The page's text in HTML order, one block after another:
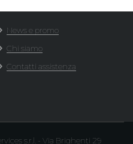
News e promo
Chi siamo
Contatti assistenza
s.r.l. - Via Brighenti 29